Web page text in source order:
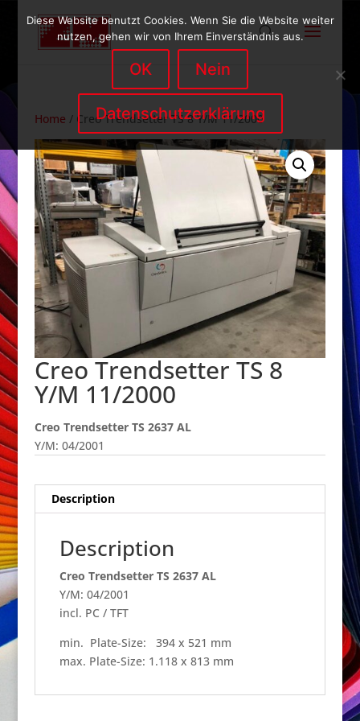
Home / Creo Trendsetter TS 8 Y/M 11/2000
Creo Trendsetter TS 8
Y/M 11/2000
Creo Trendsetter TS 2637 AL
Y/M: 04/2001
Description
Description
Creo Trendsetter TS 2637 AL
Y/M: 04/2001
incl. PC / TFT
min. Plate-Size: 394 x 521 mm
max. Plate-Size: 1.118 x 813 mm
Diese Website benutzt Cookies. Wenn Sie die Website weiter
nutzen, gehen wir von Ihrem Einverständnis aus.
OK Nein
Datenschutzerklärung